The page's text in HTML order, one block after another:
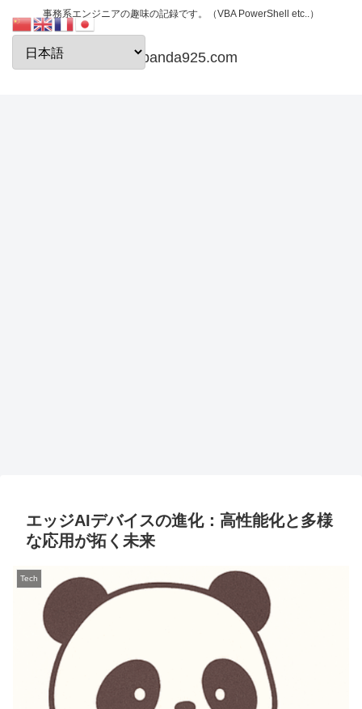
事務系エンジニアの趣味の記録です。（VBA PowerShell etc..）
papanda925.com
エッジAIデバイスの進化：高性能化と多様
な応用が拓く未来
Tech